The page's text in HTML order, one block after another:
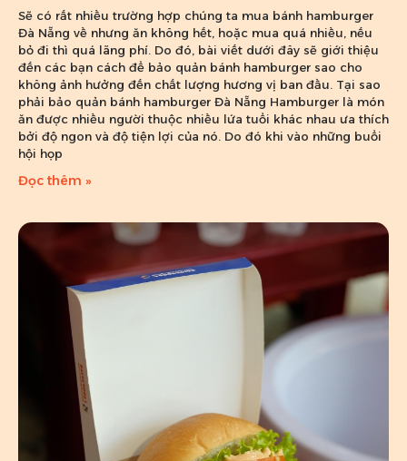
Sẽ có rất nhiều trường hợp chúng ta mua bánh hamburger
Đà Nẵng về nhưng ăn không hết, hoặc mua quá nhiều, nếu
bỏ đi thì quá lãng phí. Do đó, bài viết dưới đây sẽ giới thiệu
đến các bạn cách để bảo quản bánh hamburger sao cho
không ảnh hưởng đến chất lượng hương vị ban đầu. Tại sao
phải bảo quản bánh hamburger Đà Nẵng Hamburger là món
ăn được nhiều người thuộc nhiều lứa tuổi khác nhau ưa thích
bởi độ ngon và độ tiện lợi của nó. Do đó khi vào những buổi
hội họp
Đọc thêm »